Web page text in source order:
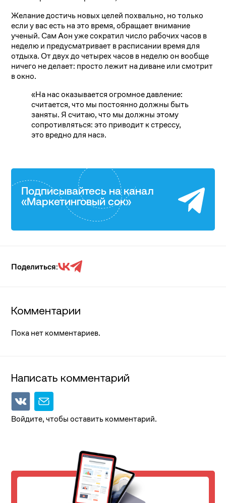
Желание достичь новых целей похвально, но только
если у вас есть на это время, обращает внимание
ученый. Сам Аон уже сократил число рабочих часов в
неделю и предусматривает в расписании время для
отдыха. От двух до четырех часов в неделю он вообще
ничего не делает: просто лежит на диване или смотрит
в окно.
«На нас оказывается огромное давление:
считается, что мы постоянно должны быть
заняты. Я считаю, что мы должны этому
сопротивляться: это приводит к стрессу,
это вредно для нас».
Подписывайтесь на канал
«Маркетинговый сок»
Поделиться:
Комментарии
Пока нет комментариев.
Написать комментарий
Войдите, чтобы оставить комментарий.